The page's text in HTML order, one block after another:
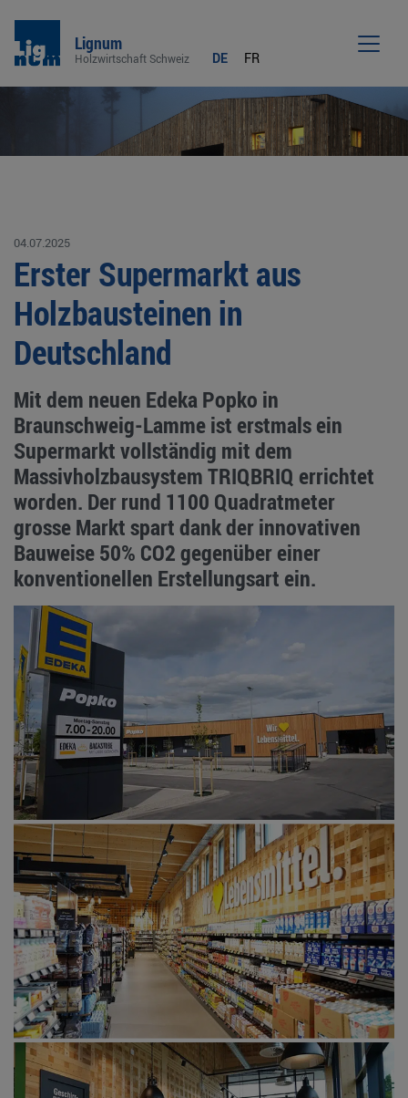
Lignum
Holzwirtschaft Schweiz DE FR
04.07.2025
Erster Supermarkt aus
Holzbausteinen in
Deutschland
Mit dem neuen Edeka Popko in
Braunschweig-Lamme ist erstmals ein
Supermarkt vollständig mit dem
Massivholzbausystem TRIQBRIQ errichtet
worden. Der rund 1100 Quadratmeter
grosse Markt spart dank der innovativen
Bauweise 50% CO2 gegenüber einer
konventionellen Erstellungsart ein.